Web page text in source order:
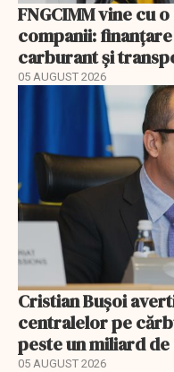
FNGCIMM vine cu
companii:
carburant și
05 AUGUST 2026
Cristian Bușoi
centralelor pe
peste un miliard
05 AUGUST 2026